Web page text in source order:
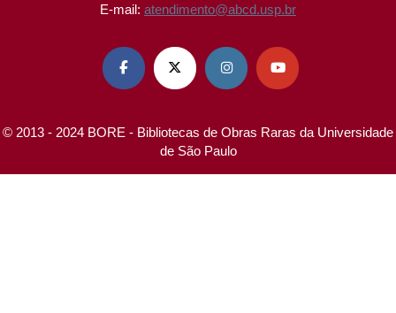
E-mail: atendimento@abcd.usp.br
   
© 2013 - 2024 BORE - Bibliotecas de Obras Raras da Universidade
de São Paulo